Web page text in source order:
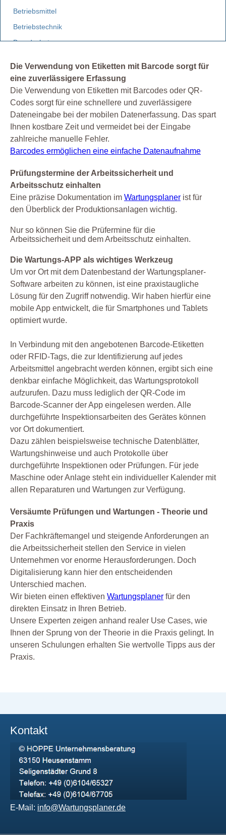
Betriebsmittel
Betriebstechnik
Brandschutz
Etiketten
Facility Management
Fuhrpark
Gebäudemanagement
Gefahrstoff
Gefährdungsbeurteilung
Instandhaltung
Leiterprüfung
Organisation
Produktion
Prüfmittel Messmittel
Prüfplaner
Prüfung
Prüfung Arbeitsmittel
Prüfung Fuhrpark
Service
Sicherheit
Software
Sonstiges
Unterweisung
Wartung
Werkstatt
Zertifizierung
Die Verwendung von Etiketten mit Barcode sorgt für
eine zuverlässigere Erfassung
Die Verwendung von Etiketten mit Barcodes oder QR-
Codes sorgt für eine schnellere und zuverlässigere
Dateneingabe bei der mobilen Datenerfassung. Das spart
Ihnen kostbare Zeit und vermeidet bei der Eingabe
zahlreiche manuelle Fehler.
Barcodes ermöglichen eine einfache Datenaufnahme
Prüfungstermine der Arbeitssicherheit und
Arbeitsschutz einhalten
Eine präzise Dokumentation im Wartungsplaner ist für
den Überblick der Produktionsanlagen wichtig.
Nur so können Sie die Prüfermine für die
Arbeitssicherheit und dem Arbeitsschutz einhalten.
Die Wartungs-APP als wichtiges Werkzeug
Um vor Ort mit dem Datenbestand der Wartungsplaner-
Software arbeiten zu können, ist eine praxistaugliche
Lösung für den Zugriff notwendig. Wir haben hierfür eine
mobile App entwickelt, die für Smartphones und Tablets
optimiert wurde.
In Verbindung mit den angebotenen Barcode-Etiketten
oder RFID-Tags, die zur Identifizierung auf jedes
Arbeitsmittel angebracht werden können, ergibt sich eine
denkbar einfache Möglichkeit, das Wartungsprotokoll
aufzurufen. Dazu muss lediglich der QR-Code im
Barcode-Scanner der App eingelesen werden. Alle
durchgeführte Inspektionsarbeiten des Gerätes können
vor Ort dokumentiert.
Dazu zählen beispielsweise technische Datenblätter,
Wartungshinweise und auch Protokolle über
durchgeführte Inspektionen oder Prüfungen. Für jede
Maschine oder Anlage steht ein individueller Kalender mit
allen Reparaturen und Wartungen zur Verfügung.
Versäumte Prüfungen und Wartungen - Theorie und
Praxis
Der Fachkräftemangel und steigende Anforderungen an
die Arbeitssicherheit stellen den Service in vielen
Unternehmen vor enorme Herausforderungen. Doch
Digitalisierung kann hier den entscheidenden
Unterschied machen.
Wir bieten einen effektiven Wartungsplaner für den
direkten Einsatz in Ihren Betrieb.
Unsere Experten zeigen anhand realer Use Cases, wie
Ihnen der Sprung von der Theorie in die Praxis gelingt. In
unseren Schulungen erhalten Sie wertvolle Tipps aus der
Praxis.
Kontakt
E-Mail: info@Wartungsplaner.de